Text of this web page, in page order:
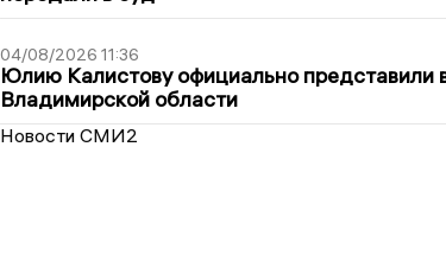
04/08/2026 11:36
Юлию Калистову официально представили
Владимирской области
Новости СМИ2